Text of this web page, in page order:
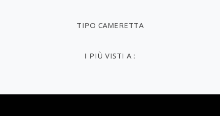
TIPO CAMERETTA
I PIÙ VISTI A :